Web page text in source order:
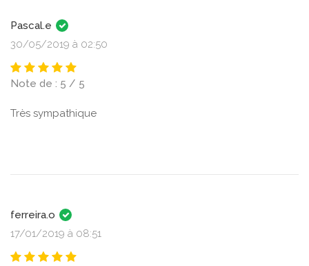
Pascal.e
30/05/2019 à 02:50
Note de : 5 / 5
Très sympathique
ferreira.o
17/01/2019 à 08:51